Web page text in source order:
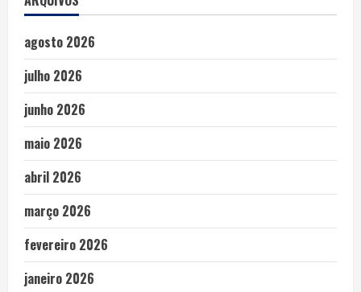
agosto 2026
julho 2026
junho 2026
maio 2026
abril 2026
março 2026
fevereiro 2026
janeiro 2026